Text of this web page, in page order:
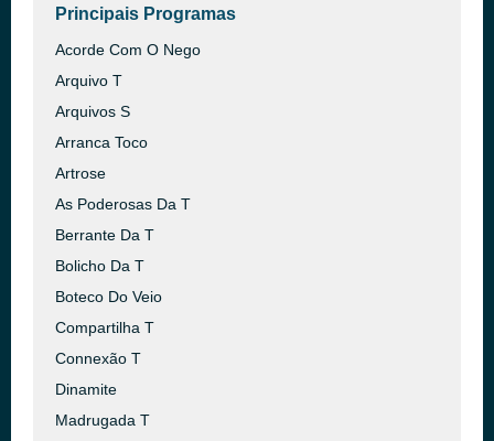
Principais Programas
Acorde Com O Nego
Arquivo T
Arquivos S
Arranca Toco
Artrose
As Poderosas Da T
Berrante Da T
Bolicho Da T
Boteco Do Veio
Compartilha T
Connexão T
Dinamite
Madrugada T